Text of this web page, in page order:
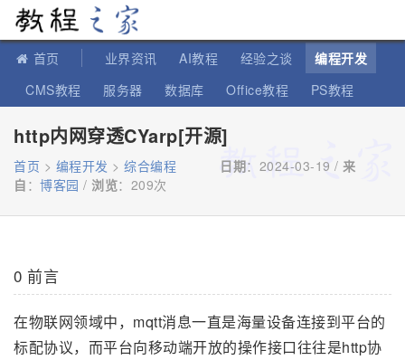
首页 业界资讯 AI教程 经验之谈
编程开发
CMS教程
服务器 数据库 Office教程
PS教程
http内网穿透CYarp[开源]
首页 > 编程开发 > 综合编程 日期：2024-03-19 / 来
自 ： 博客园 / 浏览： 209次
0 前言
在物联网领域中，mqtt消息一直是海量设备连接到平台的
标配协议，而平台向移动端开放的操作接口往往是http协